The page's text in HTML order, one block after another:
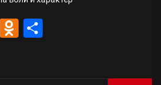
VK Odnoklassniki